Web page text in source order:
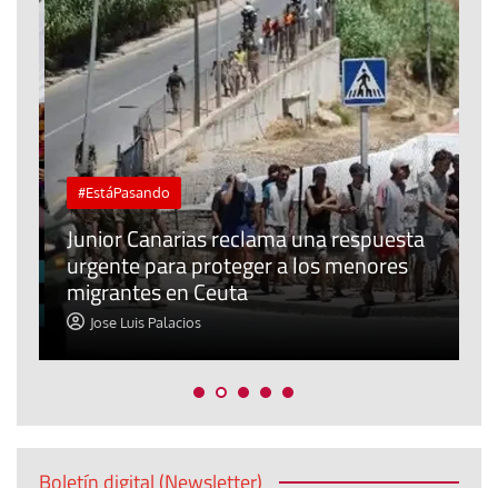
#EstáPasando
Junior Canarias reclama una respuesta
urgente para proteger a los menores
migrantes en Ceuta
Jose Luis Palacios
Boletín digital (Newsletter)